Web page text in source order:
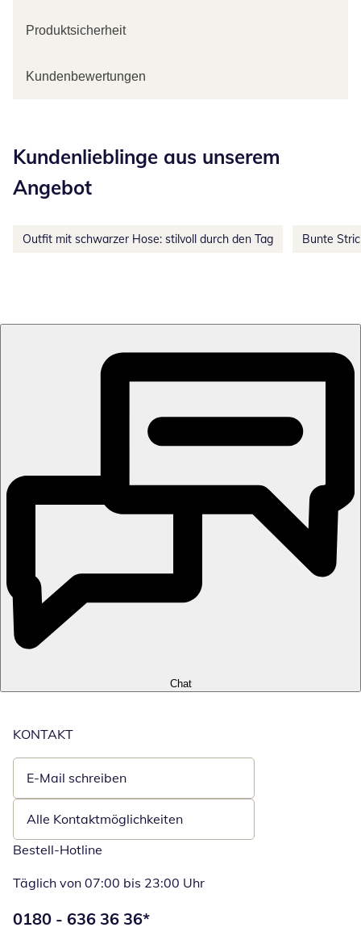
Produktsicherheit
Kundenbewertungen
Kundenlieblinge aus unserem
Angebot
Outfit mit schwarzer Hose: stilvoll durch den Tag Bunte
Chat
KONTAKT
E-Mail schreiben
Öffnet E-Mail-Client
Alle Kontaktmöglichkeiten
Bestell-Hotline
Täglich von 07:00 bis 23:00 Uhr
Telefonnummer:
0180 - 636 36 36*